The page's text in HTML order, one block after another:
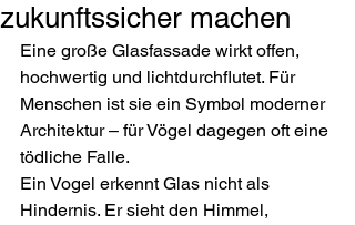
zukunftssicher machen
Eine große Glasfassade wirkt offen,
hochwertig und lichtdurchflutet. Für
Menschen ist sie ein Symbol moderner
Architektur – für Vögel dagegen oft eine
tödliche Falle.
Ein Vogel erkennt Glas nicht als
Hindernis. Er sieht den Himmel,